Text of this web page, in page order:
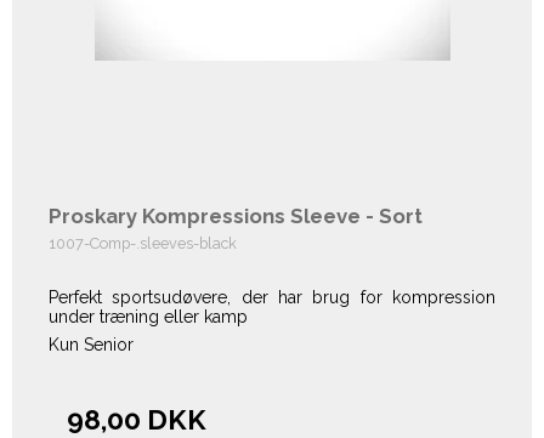
Proskary Kompressions Sleeve - Sort
1007-Comp-.sleeves-black
Perfekt sportsudøvere, der har brug for kompression
under træning eller kamp
Kun Senior
98,00 DKK